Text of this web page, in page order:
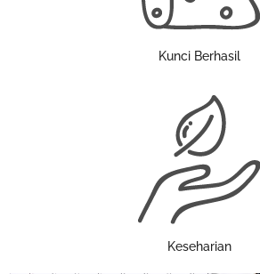
Kunci Berhasil
Keseharian